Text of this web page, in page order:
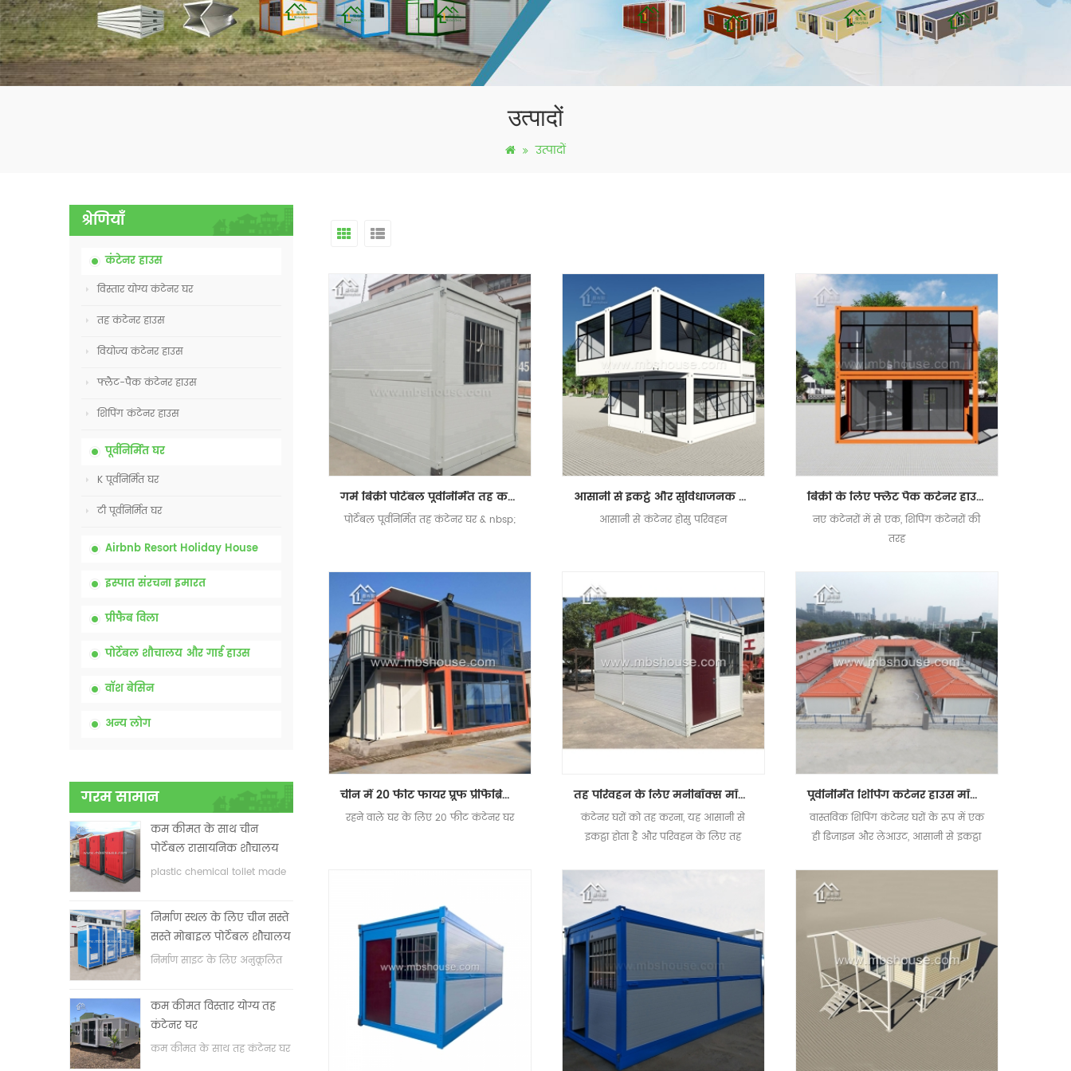
उत्पादों
उत्पादों
श्रेणियाँ
कंटेनर हाउस
विस्तार योग्य कंटेनर घर
तह कंटेनर हाउस
वियोज्य कंटेनर हाउस
फ्लैट-पैक कंटेनर हाउस
शिपिंग कंटेनर हाउस
पूर्वनिर्मित घर
K पूर्वनिर्मित घर
टी पूर्वनिर्मित घर
Airbnb Resort Holiday House
इस्पात संरचना इमारत
प्रीफैब विला
पोर्टेबल शौचालय और गार्ड हाउस
वॉश बेसिन
अन्य लोग
गरम सामान
कम कीमत के साथ चीन
पोर्टेबल रासायनिक शौचालय
plastic chemical toilet made
निर्माण स्थल के लिए चीन सस्ते
सस्ते मोबाइल पोर्टेबल शौचालय
निर्माण साइट के लिए अनुकूलित
कम कीमत विस्तार योग्य तह
कंटेनर घर
कम कीमत के साथ तह कंटेनर घर
गर्म बिक्री पोर्टेबल पूर्वनिर्मित तह कंटेनर घर बिक्री के लिए
पोर्टेबल पूर्वनिर्मित तह कंटेनर घर & nbsp;
आसानी से इकट्ठे और सुविधाजनक परिवहन कंटेनर हाउस
आसानी से कंटेनर होसु परिवहन
बिक्री के लिए फ्लैट पैक कंटेनर हाउसिंग यूनिट शिपिंग कंटेनर
नए कंटेनरों में से एक, शिपिंग कंटेनरों की
तरह
चीन में 20 फीट फायर प्रूफ प्रीफैब्रिकेटेड हाउस लिविंग कंटेनर हाउस
रहने वाले घर के लिए 20 फीट कंटेनर घर
तह परिवहन के लिए मनीबॉक्स मॉड्यूलर कंटेनर हाउस
कंटेनर घरों को तह करना, यह आसानी से
इकट्ठा होता है और परिवहन के लिए तह
पूर्वनिर्मित शिपिंग कंटेनर हाउस मॉड्यूलर डिटेचेबल लिविंग हाउस
वास्तविक शिपिंग कंटेनर घरों के रूप में एक
ही डिजाइन और लेआउट, आसानी से इकट्ठा
mbshou